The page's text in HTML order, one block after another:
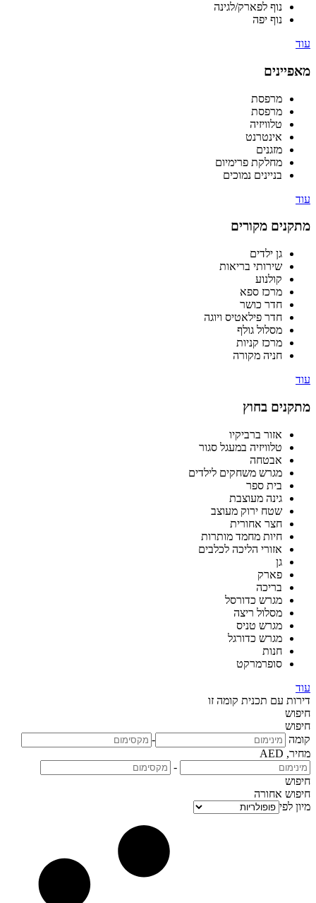
נוף לפארק/לגינה
נוף יפה
עוד
מאפיינים
מרפסת
מרפסת
טלוויזיה
אינטרנט
מזגנים
מחלקת פרימיום
בניינים נמוכים
עוד
מתקנים מקורים
גן ילדים
שירותי בריאות
קולנוע
מרכז ספא
חדר כושר
חדר פילאטיס ויוגה
מסלול גולף
מרכז קניות
חניה מקורה
עוד
מתקנים בחוץ
אזור ברביקיו
טלוויזיה במעגל סגור
אבטחה
מגרש משחקים לילדים
בית ספר
גינה מעוצבת
שטח ירוק מעוצב
חצר אחורית
חיות מחמד מותרות
אזורי הליכה לכלבים
גן
פארק
בריכה
מגרש כדורסל
מסלול ריצה
מגרש טניס
מגרש כדורגל
חנות
סופרמרקט
עוד
דירות עם תכנית קומה זו
חיפוש
חיפוש
קומה
-
מחיר, AED
-
חיפוש
חיפוש אחורה
מיון לפי